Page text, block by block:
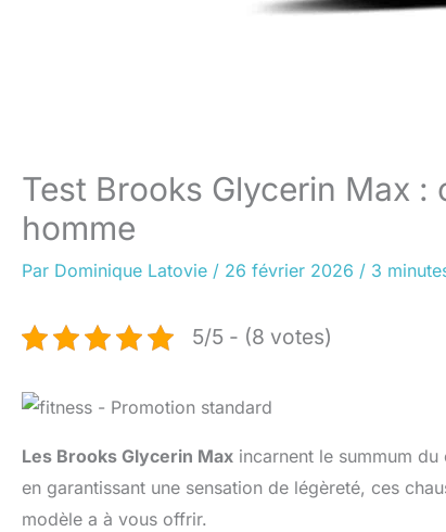
Test Brooks Glycerin Max
homme
Par Dominique Latovie / 26 février 2026 / 3
5/5 - (8 votes)
Les Brooks Glycerin Max incarnent le summum
en garantissant une sensation de légèreté, ces
modèle a à vous offrir.